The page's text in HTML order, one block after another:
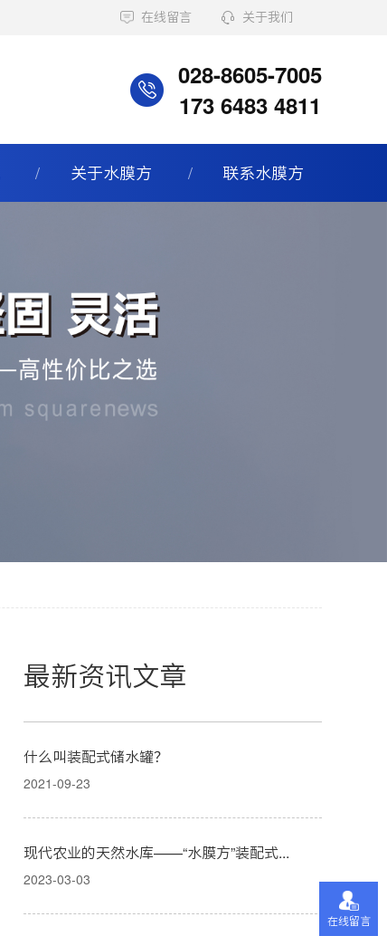
在线留言 关于我们
028-8605-7005
173 6483 4811
关于水膜方 联系水膜方
最新资讯文章
什么叫装配式储水罐？
2021-09-23
2023-03-03
在线留言